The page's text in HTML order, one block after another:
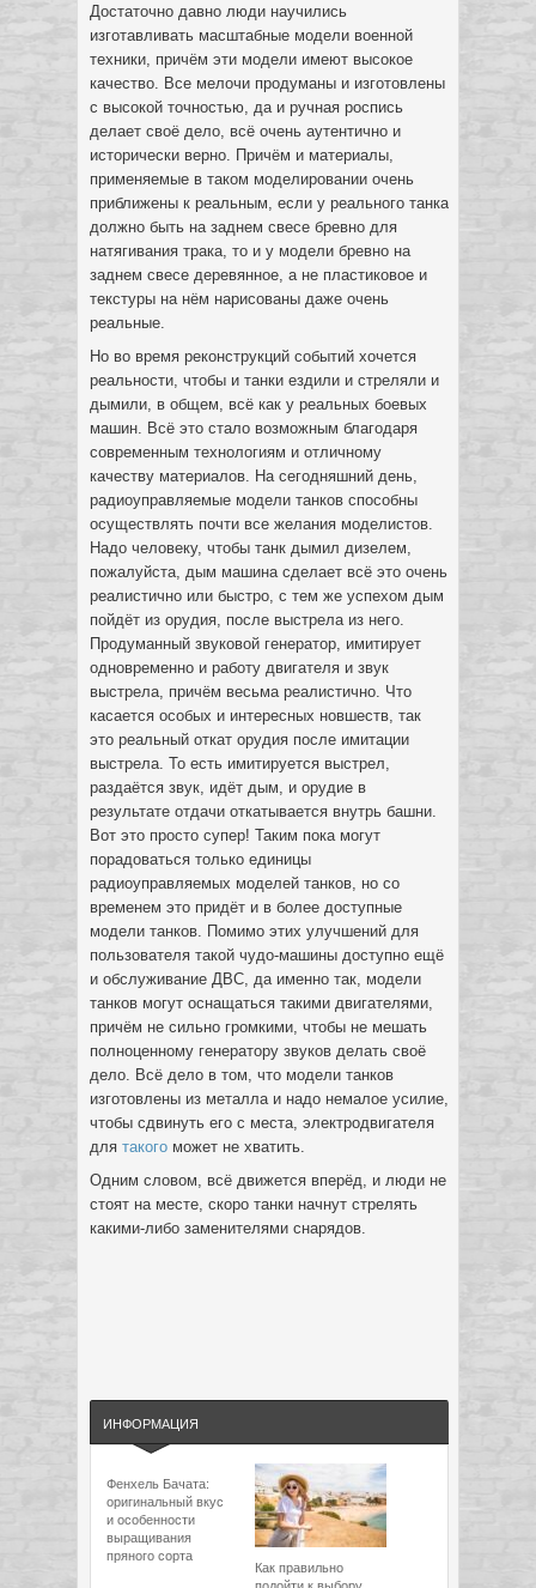
Достаточно давно люди научились
изготавливать масштабные модели военной
техники, причём эти модели имеют высокое
качество. Все мелочи продуманы и изготовлены
с высокой точностью, да и ручная роспись
делает своё дело, всё очень аутентично и
исторически верно. Причём и материалы,
применяемые в таком моделировании очень
приближены к реальным, если у реального танка
должно быть на заднем свесе бревно для
натягивания трака, то и у модели бревно на
заднем свесе деревянное, а не пластиковое и
текстуры на нём нарисованы даже очень
реальные.
Но во время реконструкций событий хочется
реальности, чтобы и танки ездили и стреляли и
дымили, в общем, всё как у реальных боевых
машин. Всё это стало возможным благодаря
современным технологиям и отличному
качеству материалов. На сегодняшний день,
радиоуправляемые модели танков способны
осуществлять почти все желания моделистов.
Надо человеку, чтобы танк дымил дизелем,
пожалуйста, дым машина сделает всё это очень
реалистично или быстро, с тем же успехом дым
пойдёт из орудия, после выстрела из него.
Продуманный звуковой генератор, имитирует
одновременно и работу двигателя и звук
выстрела, причём весьма реалистично. Что
касается особых и интересных новшеств, так
это реальный откат орудия после имитации
выстрела. То есть имитируется выстрел,
раздаётся звук, идёт дым, и орудие в
результате отдачи откатывается внутрь башни.
Вот это просто супер! Таким пока могут
порадоваться только единицы
радиоуправляемых моделей танков, но со
временем это придёт и в более доступные
модели танков. Помимо этих улучшений для
пользователя такой чудо-машины доступно ещё
и обслуживание ДВС, да именно так, модели
танков могут оснащаться такими двигателями,
причём не сильно громкими, чтобы не мешать
полноценному генератору звуков делать своё
дело. Всё дело в том, что модели танков
изготовлены из металла и надо немалое усилие,
чтобы сдвинуть его с места, электродвигателя
для такого может не хватить.
Одним словом, всё движется вперёд, и люди не
стоят на месте, скоро танки начнут стрелять
какими-либо заменителями снарядов.
ИНФОРМАЦИЯ
Фенхель Бачата:
оригинальный вкус
и особенности
выращивания
пряного сорта
Как правильно